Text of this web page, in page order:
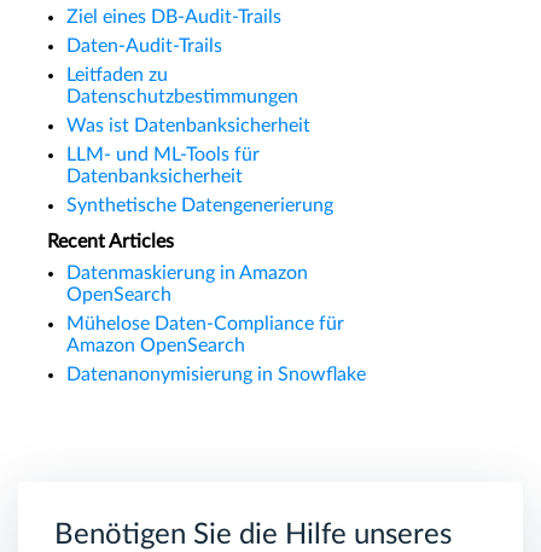
Ziel eines DB-Audit-Trails
Daten-Audit-Trails
Leitfaden zu
Datenschutzbestimmungen
Was ist Datenbanksicherheit
LLM- und ML-Tools für
Datenbanksicherheit
Synthetische Datengenerierung
Recent Articles
Datenmaskierung in Amazon
OpenSearch
Mühelose Daten-Compliance für
Amazon OpenSearch
Datenanonymisierung in Snowflake
Benötigen Sie die Hilfe unseres